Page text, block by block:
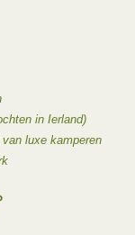
in Ierland)
luxe kamperen